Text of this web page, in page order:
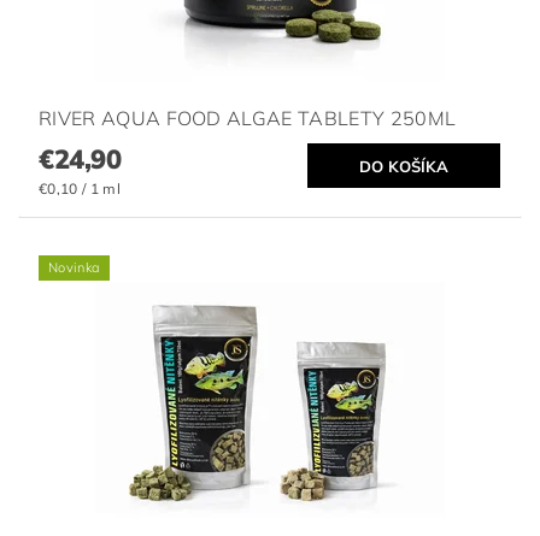
RIVER AQUA FOOD ALGAE TABLETY 250ML
€24,90
€0,10 / 1 ml
Novinka